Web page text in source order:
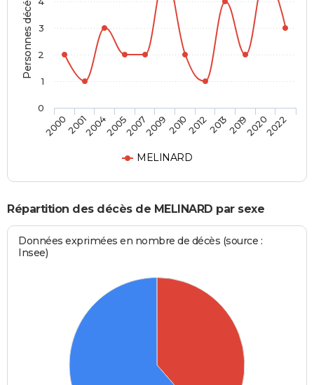
Personnes décédées
MELINARD
200020012004200520072009201020122013201920202022
0
1
2
3
Répartition des décès de MELINARD par sexe
Données exprimées en nombre de décès (source :
Insee)